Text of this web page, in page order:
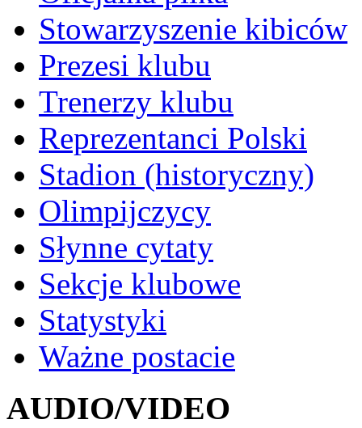
Stowarzyszenie kibiców
Prezesi klubu
Trenerzy klubu
Reprezentanci Polski
Stadion (historyczny)
Olimpijczycy
Słynne cytaty
Sekcje klubowe
Statystyki
Ważne postacie
AUDIO/VIDEO